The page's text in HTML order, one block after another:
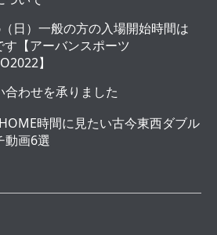
日）一般の方の入場開始時間は
す【アーバンスポーツ
】
合わせを承りました
時間に見たい古今東西ダブル
動画6選